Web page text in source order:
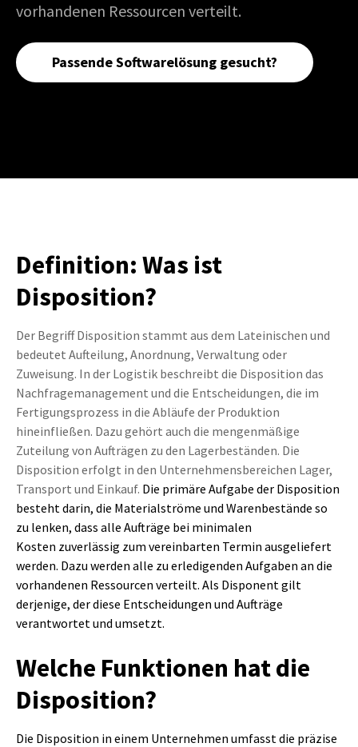
vorhandenen Ressourcen verteilt.
Passende Softwarelösung gesucht?
Definition: Was ist
Disposition?
Der Begriff Disposition stammt aus dem Lateinischen und
bedeutet Aufteilung, Anordnung, Verwaltung oder
Zuweisung. In der Logistik beschreibt die Disposition das
Nachfragemanagement und die Entscheidungen, die im
Fertigungsprozess in die Abläufe der Produktion
hineinfließen. Dazu gehört auch die mengenmäßige
Zuteilung von Aufträgen zu den Lagerbeständen. Die
Disposition erfolgt in den Unternehmensbereichen Lager,
Transport und Einkauf. Die primäre Aufgabe der Disposition
besteht darin, die Materialströme und Warenbestände so
zu lenken, dass alle Aufträge bei minimalen
Kosten zuverlässig zum vereinbarten Termin ausgeliefert
werden. Dazu werden alle zu erledigenden Aufgaben an die
vorhandenen Ressourcen verteilt. Als Disponent gilt
derjenige, der diese Entscheidungen und Aufträge
verantwortet und umsetzt.
Welche Funktionen hat die
Disposition?
Die Disposition in einem Unternehmen umfasst die präzise